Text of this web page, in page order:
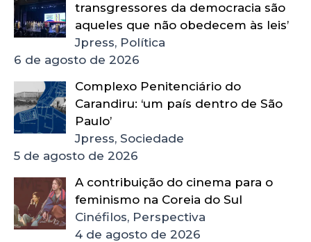
transgressores da democracia são
aqueles que não obedecem às leis’
Jpress, Política
6 de agosto de 2026
Complexo Penitenciário do
Carandiru: ‘um país dentro de São
Paulo’
Jpress, Sociedade
5 de agosto de 2026
A contribuição do cinema para o
feminismo na Coreia do Sul
Cinéfilos, Perspectiva
4 de agosto de 2026